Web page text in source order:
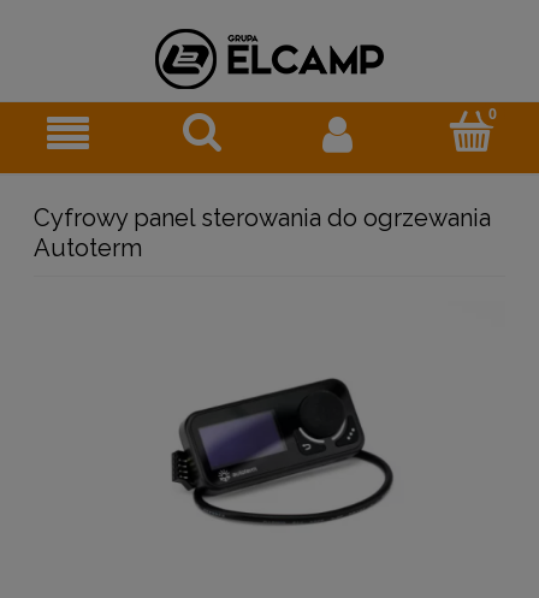
Cyfrowy panel sterowania do ogrzewania
Autoterm